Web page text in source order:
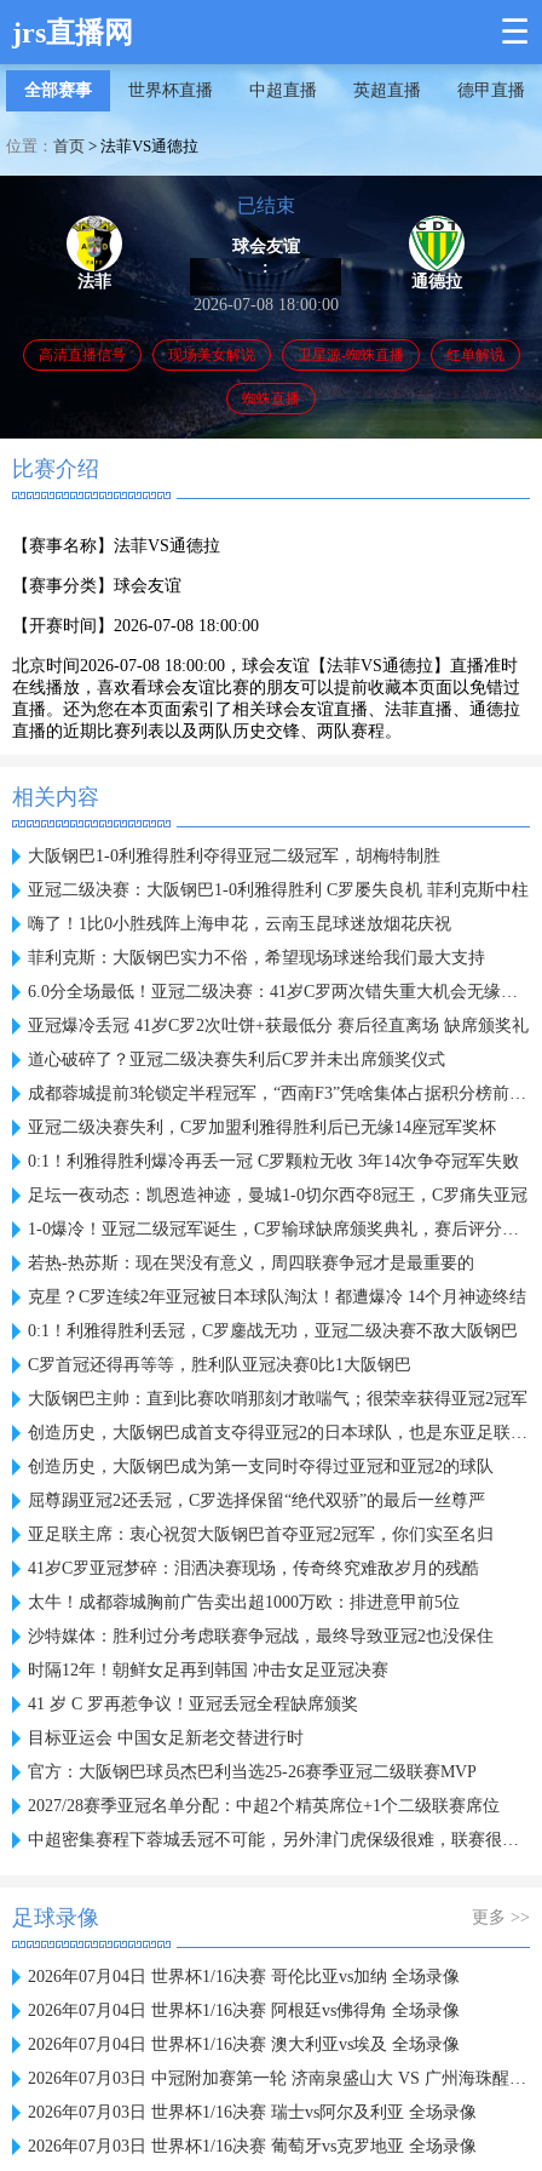
jrs直播网 ☰
全部赛事 世界杯直播 中超直播 英超直播 德甲直播
位置： 首页 > 法菲VS通德拉
法菲
已结束
球会友谊
:
2026-07-08 18:00:00
通德拉
高清直播信号 现场美女解说 卫星源-蜘蛛直播 红单解说
蜘蛛直播
比赛介绍
【赛事名称】 法菲VS通德拉
【赛事分类】 球会友谊
【开赛时间】 2026-07-08 18:00:00
北京时间2026-07-08 18:00:00，球会友谊【法菲VS通德拉】直播准时
在线播放，喜欢看球会友谊比赛的朋友可以提前收藏本页面以免错过
直播。还为您在本页面索引了相关球会友谊直播、法菲直播、通德拉
直播的近期比赛列表以及两队历史交锋、两队赛程。
相关内容
大阪钢巴1-0利雅得胜利夺得亚冠二级冠军，胡梅特制胜
亚冠二级决赛：大阪钢巴1-0利雅得胜利 C罗屡失良机 菲利克斯中柱
嗨了！1比0小胜残阵上海申花，云南玉昆球迷放烟花庆祝
菲利克斯：大阪钢巴实力不俗，希望现场球迷给我们最大支持
6.0分全场最低！亚冠二级决赛：41岁C罗两次错失重大机会无缘首冠
亚冠爆冷丢冠 41岁C罗2次吐饼+获最低分 赛后径直离场 缺席颁奖礼
道心破碎了？亚冠二级决赛失利后C罗并未出席颁奖仪式
成都蓉城提前3轮锁定半程冠军，“西南F3”凭啥集体占据积分榜前三？
亚冠二级决赛失利，C罗加盟利雅得胜利后已无缘14座冠军奖杯
0:1！利雅得胜利爆冷再丢一冠 C罗颗粒无收 3年14次争夺冠军失败
足坛一夜动态：凯恩造神迹，曼城1-0切尔西夺8冠王，C罗痛失亚冠
1-0爆冷！亚冠二级冠军诞生，C罗输球缺席颁奖典礼，赛后评分出炉
若热-热苏斯：现在哭没有意义，周四联赛争冠才是最重要的
克星？C罗连续2年亚冠被日本球队淘汰！都遭爆冷 14个月神迹终结
0:1！利雅得胜利丢冠，C罗鏖战无功，亚冠二级决赛不敌大阪钢巴
C罗首冠还得再等等，胜利队亚冠决赛0比1大阪钢巴
大阪钢巴主帅：直到比赛吹哨那刻才敢喘气；很荣幸获得亚冠2冠军
创造历史，大阪钢巴成首支夺得亚冠2的日本球队，也是东亚足联首队
创造历史，大阪钢巴成为第一支同时夺得过亚冠和亚冠2的球队
屈尊踢亚冠2还丢冠，C罗选择保留“绝代双骄”的最后一丝尊严
亚足联主席：衷心祝贺大阪钢巴首夺亚冠2冠军，你们实至名归
41岁C罗亚冠梦碎：泪洒决赛现场，传奇终究难敌岁月的残酷
太牛！成都蓉城胸前广告卖出超1000万欧：排进意甲前5位
沙特媒体：胜利过分考虑联赛争冠战，最终导致亚冠2也没保住
时隔12年！朝鲜女足再到韩国 冲击女足亚冠决赛
41 岁 C 罗再惹争议！亚冠丢冠全程缺席颁奖
目标亚运会 中国女足新老交替进行时
官方：大阪钢巴球员杰巴利当选25-26赛季亚冠二级联赛MVP
2027/28赛季亚冠名单分配：中超2个精英席位+1个二级联赛席位
中超密集赛程下蓉城丢冠不可能，另外津门虎保级很难，联赛很无聊
足球录像 更多 >>
2026年07月04日 世界杯1/16决赛 哥伦比亚vs加纳 全场录像
2026年07月04日 世界杯1/16决赛 阿根廷vs佛得角 全场录像
2026年07月04日 世界杯1/16决赛 澳大利亚vs埃及 全场录像
2026年07月03日 中冠附加赛第一轮 济南泉盛山大 VS 广州海珠醒派 全场录像
2026年07月03日 世界杯1/16决赛 瑞士vs阿尔及利亚 全场录像
2026年07月03日 世界杯1/16决赛 葡萄牙vs克罗地亚 全场录像